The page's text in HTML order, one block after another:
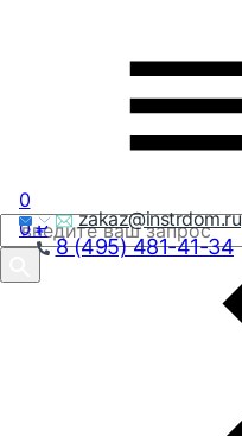
zakaz@instrdom.ru
8 (495) 481-41-34
0
0₽